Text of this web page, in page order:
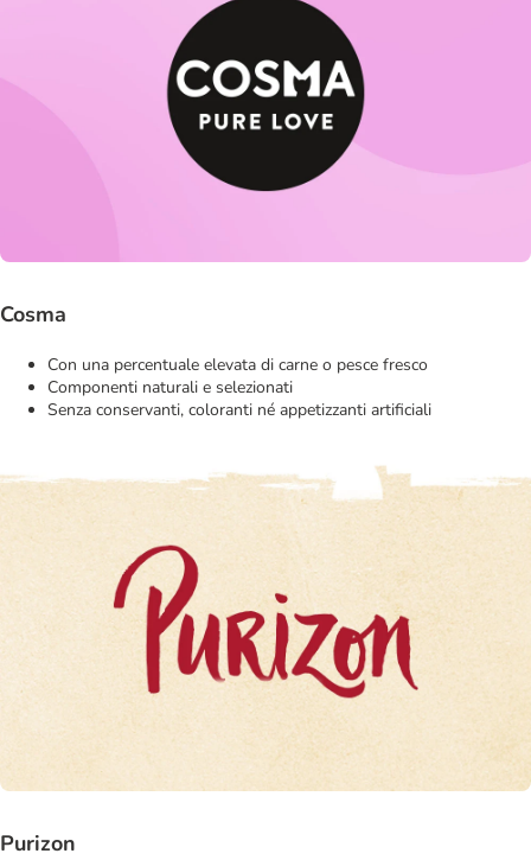
Cosma
Con una percentuale elevata di carne o pesce fresco
Componenti naturali e selezionati
Senza conservanti, coloranti né appetizzanti artificiali
Purizon